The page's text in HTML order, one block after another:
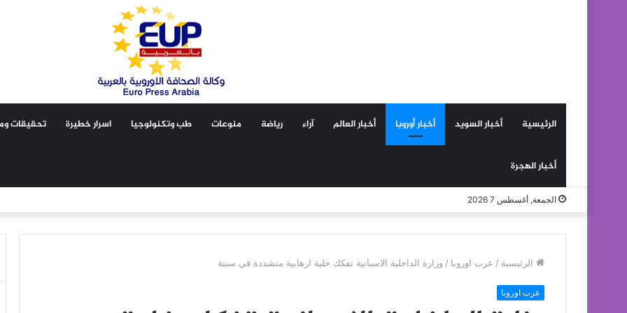
الرئيسية أخبار السويد أخبار أوروبا أخبار العالم آراء رياضة منوعات طب وتكنولوجيا اسرار خطيرة تحقيقات
أخبار الهجرة
الجمعة, أغسطس 7 2026
الرئيسية / عرب اوروبا / وزارة الداخلية الاسبانية تفكك خلية ارهابية متشددة في سبتة
عرب اوروبا